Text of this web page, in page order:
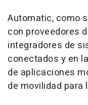
Automatic, como
con proveedores
integradores de
conectados y en
de aplicaciones
de movilidad para